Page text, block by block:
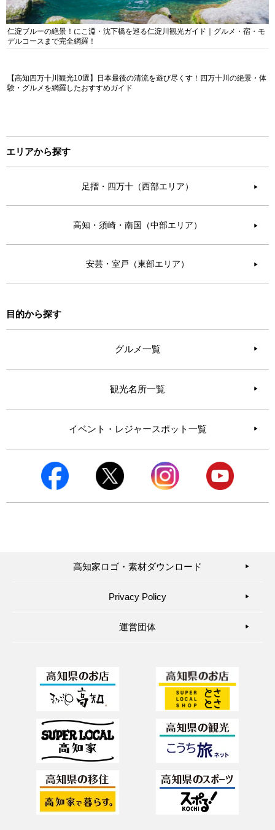
仁淀ブルーの絶景！にこ淵・沈下橋を巡る仁淀川観光ガイド｜グルメ・宿・モ
デルコースまで完全網羅！
【高知四万十川観光10選】日本最後の清流を遊び尽くす！四万十川の絶景・体
験・グルメを網羅したおすすめガイド
エリアから探す
足摺・四万十（西部エリア） ▶︎
高知・須崎・南国（中部エリア） ▶︎
安芸・室戸（東部エリア） ▶︎
目的から探す
グルメ一覧
観光名所一覧
イベント・レジャースポット一覧
高知家ロゴ・素材ダウンロード ▶︎
Privacy Policy ▶︎
運営団体 ▶︎